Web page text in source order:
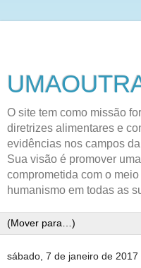
O site tem como missão
diretrizes alimentares e
evidências nos campos
Sua visão é promover
comprometida com o
humanismo em todas as
sábado, 7 de janeiro de 2017